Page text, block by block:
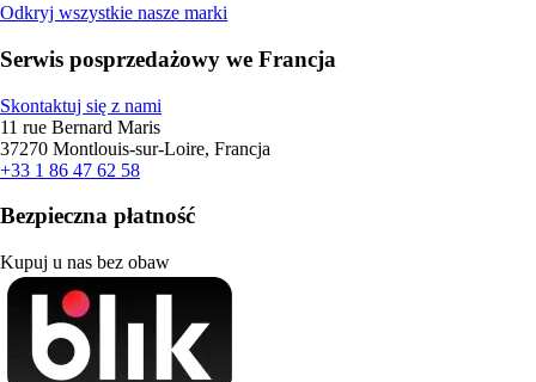
Odkryj wszystkie nasze marki
Serwis posprzedażowy we Francja
Skontaktuj się z nami
11 rue Bernard Maris
37270 Montlouis-sur-Loire, Francja
+33 1 86 47 62 58
Bezpieczna płatność
Kupuj u nas bez obaw